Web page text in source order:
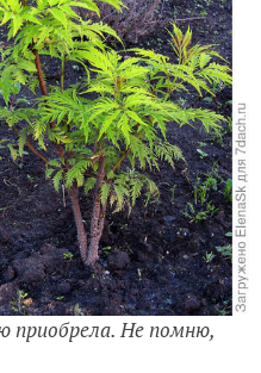
приобрела. Не помню,